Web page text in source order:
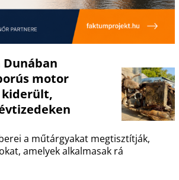
motor
kiderült,
a műtárgyakat megtisztítják,
amelyek alkalmasak rá